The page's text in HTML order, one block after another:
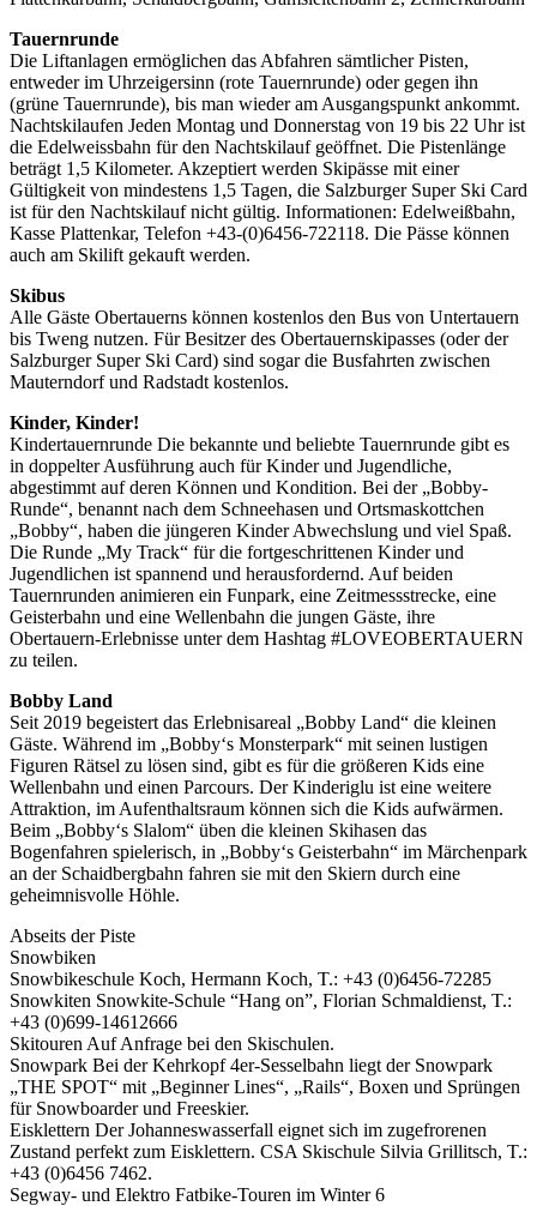
Tauernrunde
Die Liftanlagen ermöglichen das Abfahren sämtlicher Pisten,
entweder im Uhrzeigersinn (rote Tauernrunde) oder gegen ihn
(grüne Tauernrunde), bis man wieder am Ausgangspunkt ankommt.
Nachtskilaufen Jeden Montag und Donnerstag von 19 bis 22 Uhr ist
die Edelweissbahn für den Nachtskilauf geöffnet. Die Pistenlänge
beträgt 1,5 Kilometer. Akzeptiert werden Skipässe mit einer
Gültigkeit von mindestens 1,5 Tagen, die Salzburger Super Ski Card
ist für den Nachtskilauf nicht gültig. Informationen: Edelweißbahn,
Kasse Plattenkar, Telefon +43-(0)6456-722118. Die Pässe können
auch am Skilift gekauft werden.
Skibus
Alle Gäste Obertauerns können kostenlos den Bus von Untertauern
bis Tweng nutzen. Für Besitzer des Obertauernskipasses (oder der
Salzburger Super Ski Card) sind sogar die Busfahrten zwischen
Mauterndorf und Radstadt kostenlos.
Kinder, Kinder!
Kindertauernrunde Die bekannte und beliebte Tauernrunde gibt es
in doppelter Ausführung auch für Kinder und Jugendliche,
abgestimmt auf deren Können und Kondition. Bei der „Bobby-
Runde“, benannt nach dem Schneehasen und Ortsmaskottchen
„Bobby“, haben die jüngeren Kinder Abwechslung und viel Spaß.
Die Runde „My Track“ für die fortgeschrittenen Kinder und
Jugendlichen ist spannend und herausfordernd. Auf beiden
Tauernrunden animieren ein Funpark, eine Zeitmessstrecke, eine
Geisterbahn und eine Wellenbahn die jungen Gäste, ihre
Obertauern-Erlebnisse unter dem Hashtag #LOVEOBERTAUERN
zu teilen.
Bobby Land
Seit 2019 begeistert das Erlebnisareal „Bobby Land“ die kleinen
Gäste. Während im „Bobby‘s Monsterpark“ mit seinen lustigen
Figuren Rätsel zu lösen sind, gibt es für die größeren Kids eine
Wellenbahn und einen Parcours. Der Kinderiglu ist eine weitere
Attraktion, im Aufenthaltsraum können sich die Kids aufwärmen.
Beim „Bobby‘s Slalom“ üben die kleinen Skihasen das
Bogenfahren spielerisch, in „Bobby‘s Geisterbahn“ im Märchenpark
an der Schaidbergbahn fahren sie mit den Skiern durch eine
geheimnisvolle Höhle.
Abseits der Piste
Snowbiken
Snowbikeschule Koch, Hermann Koch, T.: +43 (0)6456-72285
Snowkiten Snowkite-Schule “Hang on”, Florian Schmaldienst, T.:
+43 (0)699-14612666
Skitouren Auf Anfrage bei den Skischulen.
Snowpark Bei der Kehrkopf 4er-Sesselbahn liegt der Snowpark
„THE SPOT“ mit „Beginner Lines“, „Rails“, Boxen und Sprüngen
für Snowboarder und Freeskier.
Eisklettern Der Johanneswasserfall eignet sich im zugefrorenen
Zustand perfekt zum Eisklettern. CSA Skischule Silvia Grillitsch, T.:
+43 (0)6456 7462.
Segway- und Elektro Fatbike-Touren im Winter 6